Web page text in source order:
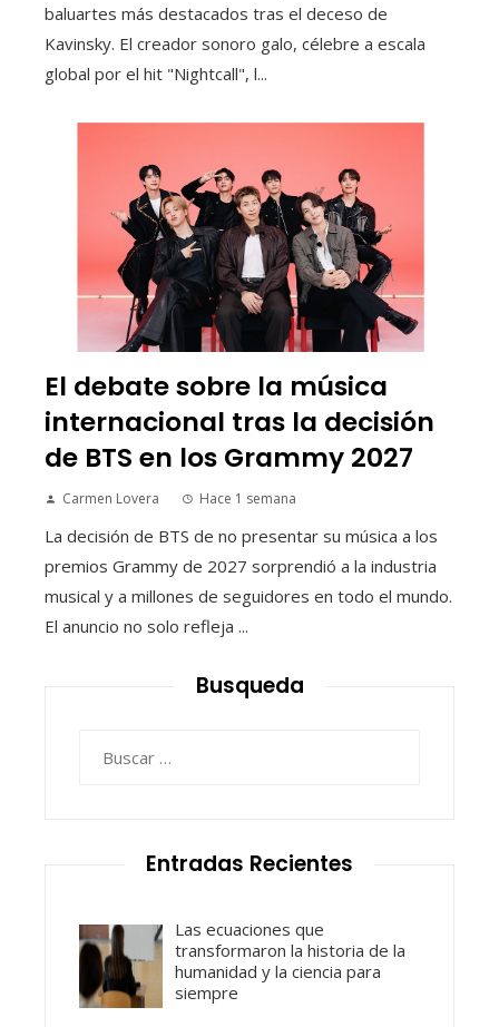
baluartes más destacados tras el deceso de
Kavinsky. El creador sonoro galo, célebre a escala
global por el hit "Nightcall", l...
El debate sobre la música
internacional tras la decisión
de BTS en los Grammy 2027
Carmen Lovera Hace 1 semana
La decisión de BTS de no presentar su música a los
premios Grammy de 2027 sorprendió a la industria
musical y a millones de seguidores en todo el mundo.
El anuncio no solo refleja ...
Busqueda
Entradas Recientes
Las ecuaciones que
transformaron la historia de la
humanidad y la ciencia para
siempre